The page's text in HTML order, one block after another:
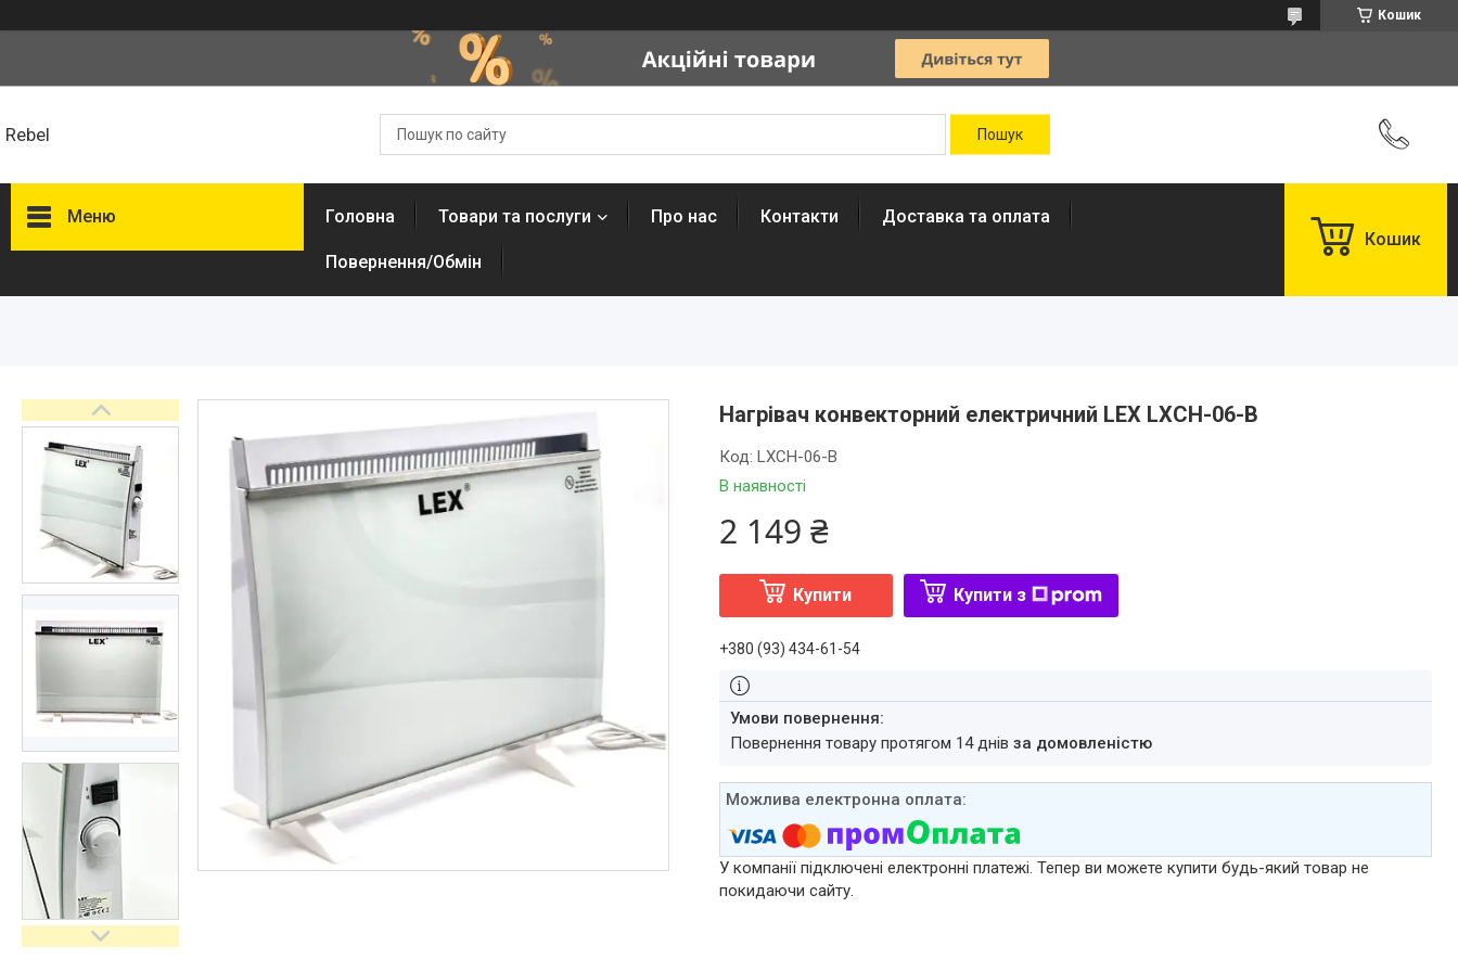
Кошик
Rebel
Меню Головна Товари та послуги Про нас Контакти Доставка та оплата
Повернення/Обмін
Кошик
Нагрівач конвекторний електричний LEX LXCH-06-B
В наявності
Код: LXCH-06-B
2 149 ₴
Купити Купити з
+380 (93) 434-61-54
повернення товару протягом 14 днів за домовленістю
У компанії підключені електронні платежі. Тепер ви можете купити будь-який товар не
покидаючи сайту.